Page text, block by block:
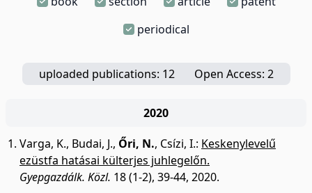
periodical
uploaded publications: 12 Open Access: 2
2020
Varga, K., Budai, J., Őri, N., Csízi, I.: Keskenylevelű
ezüstfa hatásai külterjes juhlegelőn.
Gyepgazdálk. Közl. 18 (1-2), 39-44, 2020.